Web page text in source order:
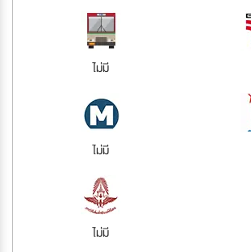
ไม่มี
ไม่มี
ไม่มี